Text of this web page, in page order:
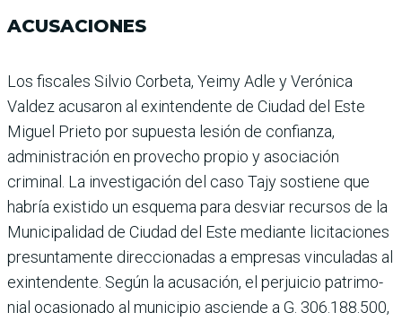
ACUSACIONES
Los fiscales Silvio Corbeta, Yeimy Adle y Verónica
Valdez acusaron al exintendente de Ciudad del Este
Miguel Prieto por supuesta lesión de con­fianza,
administración en provecho propio y asociación
criminal. La investigación del caso Tajy sostiene que
habría existido un esquema para desviar recursos de la
Municipalidad de Ciudad del Este mediante licitaciones
presuntamente direcciona­das a empresas vinculadas al
exintendente. Según la acu­sación, el perjuicio patrimo­
nial ocasionado al municipio asciende a G. 306.188.500,